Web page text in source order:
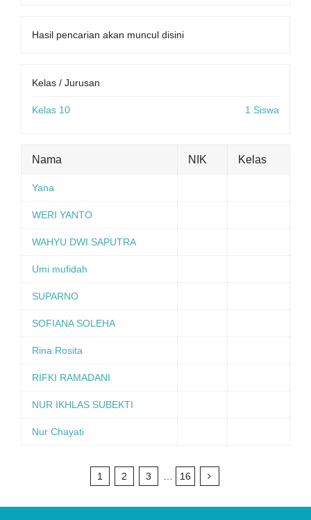
Hasil pencarian akan muncul disini
Kelas / Jurusan
Kelas 10 1 Siswa
Nama NIK Kelas
Yana
WERI YANTO
WAHYU DWI SAPUTRA
Umi mufidah
SUPARNO
SOFIANA SOLEHA
Rina Rosita
RIFKI RAMADANI
NUR IKHLAS SUBEKTI
Nur Chayati
1 2 3 16